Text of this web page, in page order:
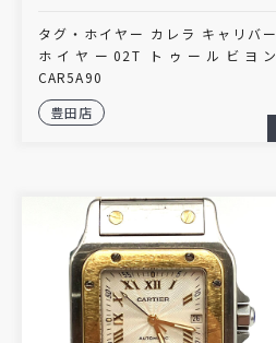
タグ・ホイヤー カレラ キャリバー
ホイヤー02T トゥールビヨン
CAR5A90
豊田店